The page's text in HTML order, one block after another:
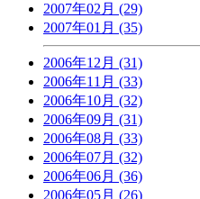
2007年02月 (29)
2007年01月 (35)
2006年12月 (31)
2006年11月 (33)
2006年10月 (32)
2006年09月 (31)
2006年08月 (33)
2006年07月 (32)
2006年06月 (36)
2006年05月 (26)